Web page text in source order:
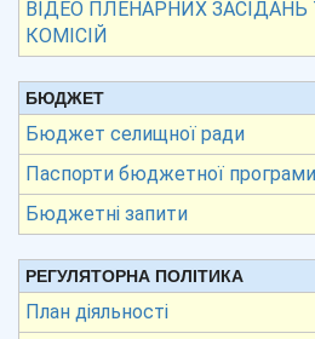
ВІДЕО ПЛЕНАРНИХ
КОМІСІЙ
БЮДЖЕТ
Бюджет селищної ради
Паспорти бюджетної програми
Бюджетні запити
РЕГУЛЯТОРНА ПОЛІТИКА
План діяльності